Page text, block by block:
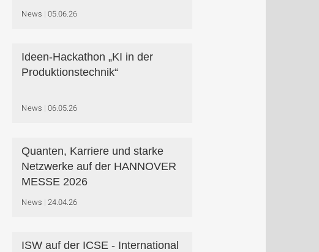
News 05.06.26
Ideen-Hackathon „KI in der
Produktionstechnik“
News 06.05.26
Quanten, Karriere und starke
Netzwerke auf der HANNOVER
MESSE 2026
News 24.04.26
ISW auf der ICSE - International